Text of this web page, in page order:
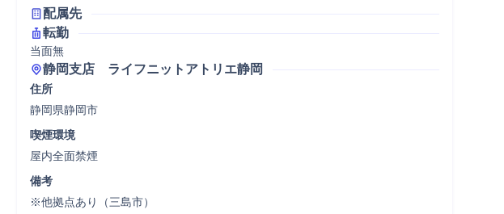
配属先
転勤
当面無
静岡支店　ライフニットアトリエ静岡
住所
静岡県静岡市
喫煙環境
屋内全面禁煙
備考
※他拠点あり（三島市）